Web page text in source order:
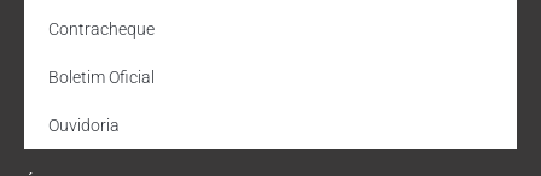
Contracheque
Boletim Oficial
Ouvidoria